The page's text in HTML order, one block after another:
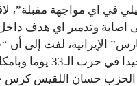
في اي مواجهة مقبلة”،
اصابة وتدمير اي هدف
الإيرانية، لفت إلى أن
غير متوقعة للعدو
حسان اللقيس كرس